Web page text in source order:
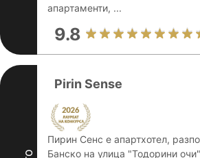
апартаменти, ...
9.8
Pirin Sense
Пирин Сенс е апартхотел,
Банско на улица "Тодорини